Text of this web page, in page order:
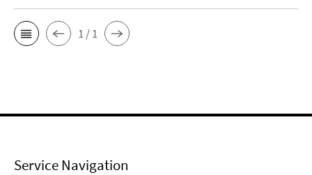
1 / 1
Service Navigation